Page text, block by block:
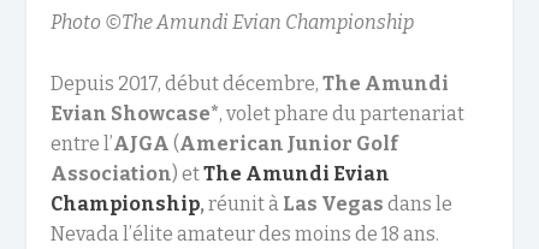
Photo ©The Amundi Evian Championship
Depuis 2017, début décembre, The Amundi
Evian Showcase*, volet phare du partenariat
entre l’AJGA (American Junior Golf
Association) etThe Amundi Evian
Championship,réunit à Las Vegas dans le
Nevada l’élite amateur des moins de 18 ans.